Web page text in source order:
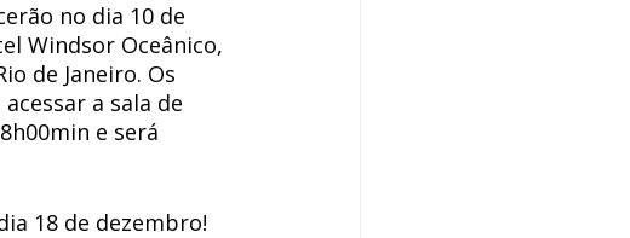
no dia 10 de
Windsor Oceânico,
de Janeiro. Os
a sala de
e será
18 de dezembro!